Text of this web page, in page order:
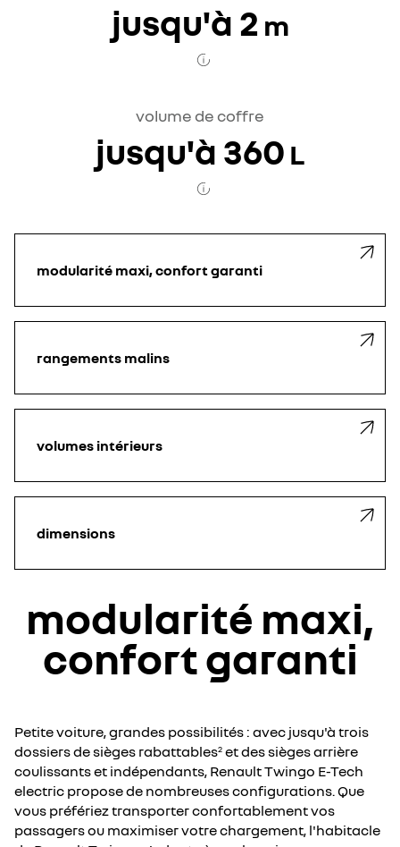
jusqu'à 2 m
volume de coffre
jusqu'à 360 L
modularité maxi, confort garanti
rangements malins
volumes intérieurs
dimensions
modularité maxi,
confort garanti
Petite voiture, grandes possibilités : avec jusqu'à trois
dossiers de sièges rabattables2 et des sièges arrière
coulissants et indépendants, Renault Twingo E-Tech
electric propose de nombreuses configurations. Que
vous préfériez transporter confortablement vos
passagers ou maximiser votre chargement, l'habitacle